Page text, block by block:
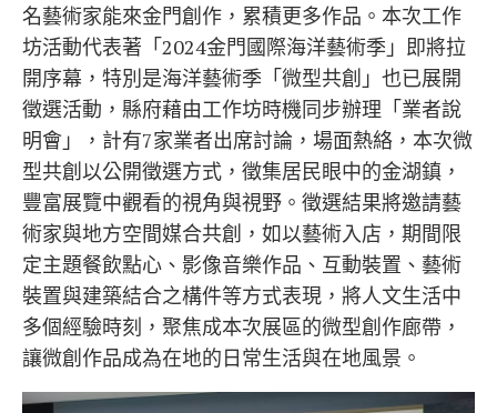
名藝術家能來金門創作，累積更多作品。本次工作
坊活動代表著「2024金門國際海洋藝術季」即將拉
開序幕，特別是海洋藝術季「微型共創」也已展開
徵選活動，縣府藉由工作坊時機同步辦理「業者說
明會」，計有7家業者出席討論，場面熱絡，本次微
型共創以公開徵選方式，徵集居民眼中的金湖鎮，
豐富展覽中觀看的視角與視野。徵選結果將邀請藝
術家與地方空間媒合共創，如以藝術入店，期間限
定主題餐飲點心、影像音樂作品、互動裝置、藝術
裝置與建築結合之構件等方式表現，將人文生活中
多個經驗時刻，聚焦成本次展區的微型創作廊帶，
讓微創作品成為在地的日常生活與在地風景。